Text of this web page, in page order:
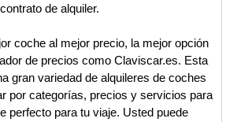
contrato de alquiler.
coche al mejor precio, la mejor opción
de precios como Claviscar.es. Esta
gran variedad de alquileres de coches
por categorías, precios y servicios para
perfecto para tu viaje. Usted puede